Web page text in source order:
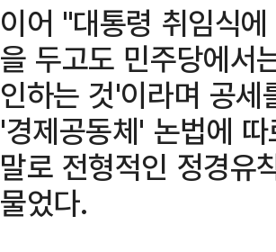
이어 "대통령 취임식
을 두고도 민주당에서
인하는 것'이라며 공
'경제공동체' 논법에
말로 전형적인 정경유
물었다.